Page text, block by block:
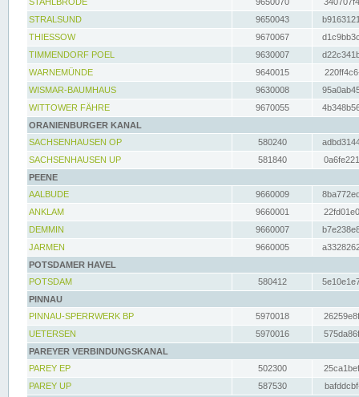
STRALSUND
9650043
THIESSOW
9670067
TIMMENDORF POEL
9630007
WARNEMÜNDE
9640015
WISMAR-BAUMHAUS
9630008
WITTOWER FÄHRE
9670055
ORANIENBURGER KANAL
SACHSENHAUSEN OP
580240
SACHSENHAUSEN UP
581840
PEENE
AALBUDE
9660009
ANKLAM
9660001
DEMMIN
9660007
JARMEN
9660005
POTSDAMER HAVEL
POTSDAM
580412
PINNAU
PINNAU-SPERRWERK BP
5970018
UETERSEN
5970016
PAREYER VERBINDUNGSKANAL
PAREY EP
502300
PAREY UP
587530